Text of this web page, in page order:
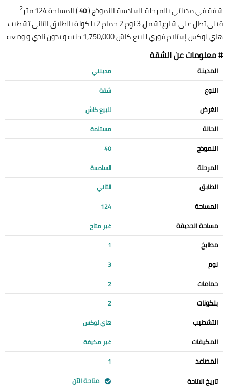
شقة في مدينتي بالمرحلة السادسة النموذج (40) المساحة 124 متر 2
قبلي تطل على شارع تشمل 3 نوم 2 حمام 2 بلكونة بالطابق الثاني تشطيب
هاي لوكس إستلام فوري للبيع كاش 1,750,000 جنيه و بدون نادي و وديعه
# معلومات عن الشقة
المدينة مدينتي
النوع شقة
الغرض للبيع كاش
الحالة مستلمة
النموذج 40
المرحلة السادسة
الطابق الثاني
المساحة 124
مساحة الحديقة غير متاح
مطابخ 1
نوم 3
حمامات 2
بلكونات 2
التشطيب هاي لوكس
المكيفات غير مكيفة
المصاعد 1
تاريخ الاتاحة متاحة الآن